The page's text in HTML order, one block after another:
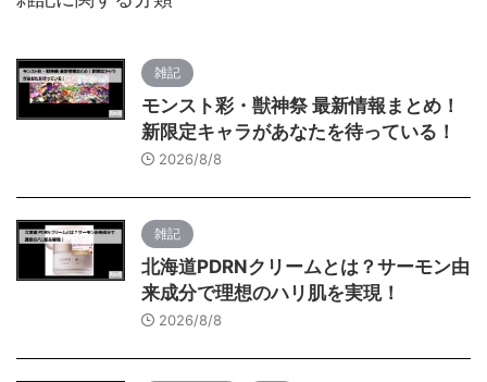
雑記
モンスト彩・獣神祭 最新情報まとめ！
新限定キャラがあなたを待っている！
2026/8/8
雑記
北海道PDRNクリームとは？サーモン由
来成分で理想のハリ肌を実現！
2026/8/8